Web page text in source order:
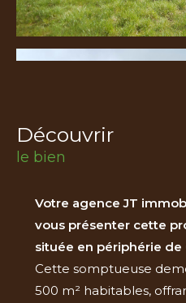
découvrir
le bien
Votre agence JT
vous présenter cette
située en périphérie de
Cette somptueuse
500 m² habitables,